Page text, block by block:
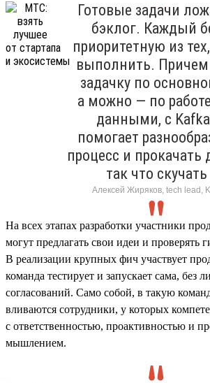
Готовые задачи
бэклог. Каждый
приоритетную из
выполнить.
задачку по
а можно — по
данными, с
помогает
процесс и прокачать
так что
Алексей Жиряков, tech lead,
На всех этапах разработки участники
могут предлагать свои идеи и проверять
В реализации крупных фич участвует
команда тестирует и запускает сама, без
согласований. Само собой, в такую
вливаются сотрудники, у которых
с ответственностью, проактивностью и
мышлением.